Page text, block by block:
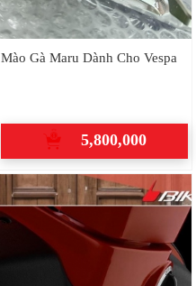
Mào Gà Maru Dành Cho Vespa
5,800,000